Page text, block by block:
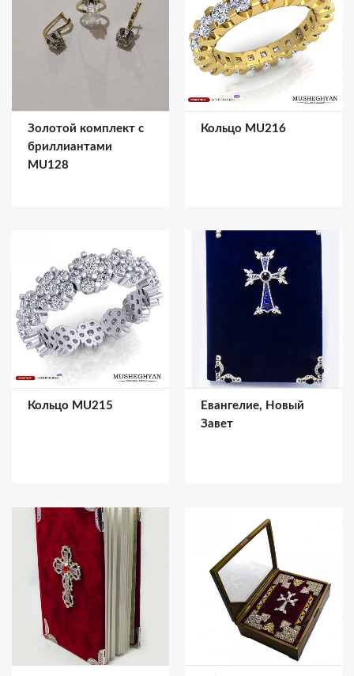
Золотой комплект с
бриллиантами
MU128
Кольцо MU216
Кольцо MU215
Евангелие, Новый
Завет